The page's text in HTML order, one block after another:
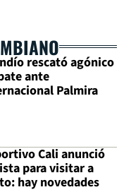
rescató agónico
ante
Palmira
Cali anunció
para visitar a
hay novedades